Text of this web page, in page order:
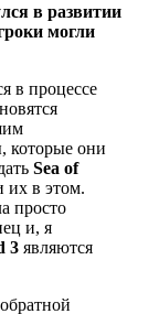
в развитии
могли
в процессе
которые они
Sea of
их в этом.
просто
и, я
3 являются